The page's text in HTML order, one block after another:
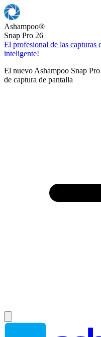
Ashampoo®
Snap Pro 26
El profesional de las capturas
inteligente!
El nuevo Ashampoo Snap
de captura de pantalla